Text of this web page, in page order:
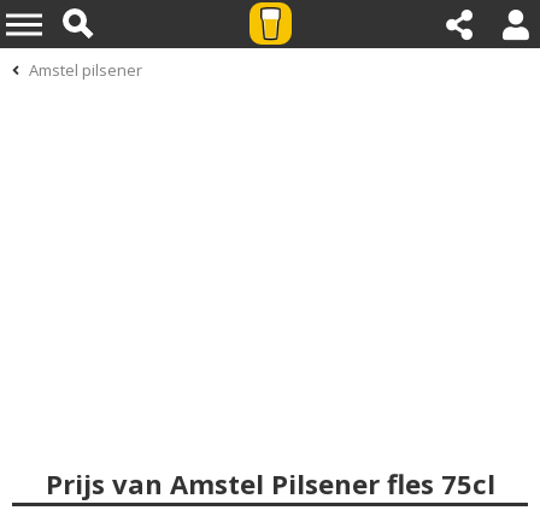
Amstel pilsener
Prijs van Amstel Pilsener fles 75cl